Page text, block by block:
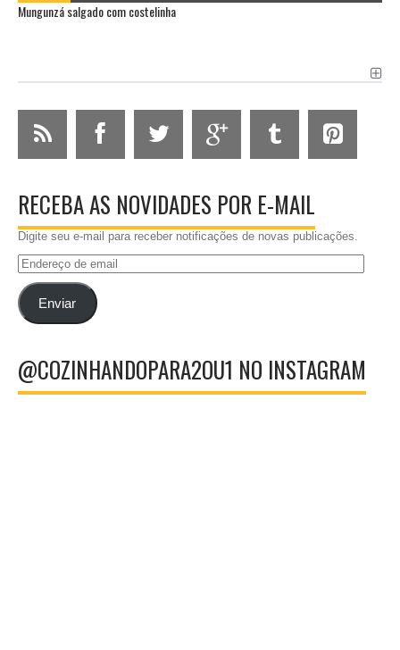
Mungunzá salgado com costelinha
RECEBA AS NOVIDADES POR E-MAIL
Digite seu e-mail para receber notificações de novas publicações.
Endereço
emailEnviar
@COZINHANDOPARA2OU1 NO INSTAGRAM